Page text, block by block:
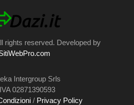
rights reserved. Developed by
Intergroup Srls
02871390593
/ Privacy Policy